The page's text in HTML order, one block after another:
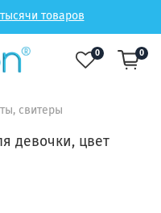
товаров
0 0
свитеры
девочки, цвет